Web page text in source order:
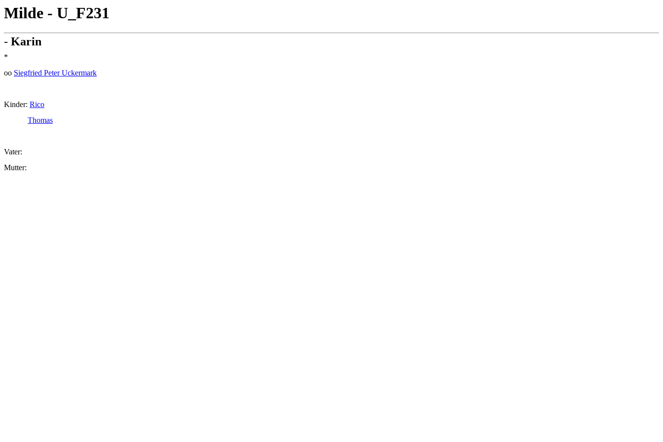
Milde - U_F231
- Karin
*
oo Siegfried Peter Uckermark
Kinder: Rico
Thomas
Vater:
Mutter: